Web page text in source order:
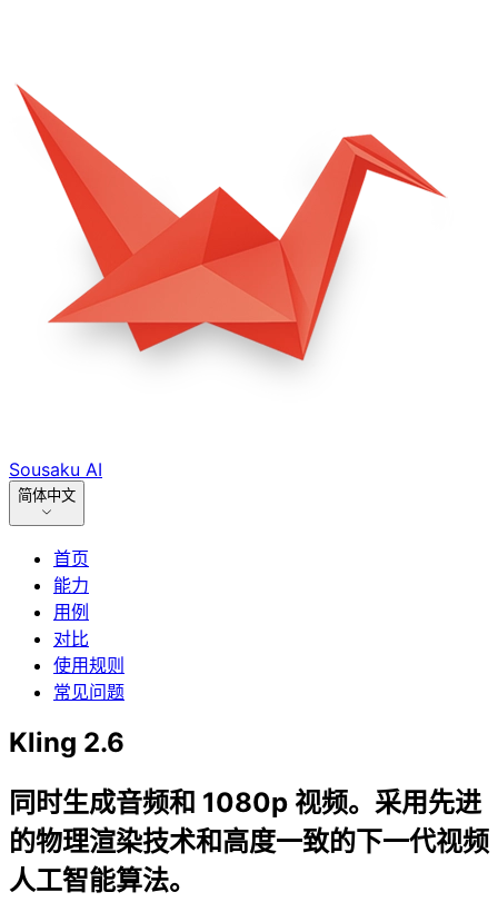
Sousaku AI
简体中文
首页
能力
用例
对比
使用规则
常见问题
Kling 2.6
同时生成音频和 1080p 视频。采用先进
的物理渲染技术和高度一致的下一代视频
人工智能算法。